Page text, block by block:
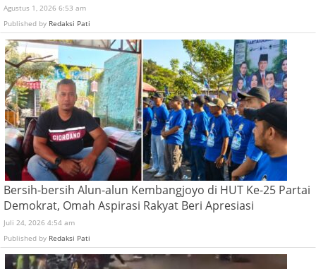
Agustus 1, 2026 6:53 am
Published by Redaksi Pati
Bersih-bersih Alun-alun Kembangjoyo di HUT Ke-25 Partai
Demokrat, Omah Aspirasi Rakyat Beri Apresiasi
Juli 24, 2026 4:54 am
Published by Redaksi Pati